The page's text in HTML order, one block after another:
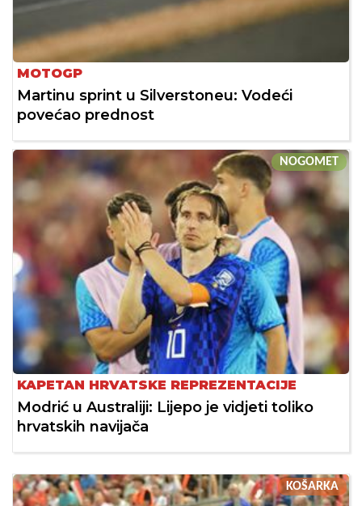
MOTOGP
Martinu sprint u Silverstoneu: Vodeći
povećao prednost
NOGOMET
KAPETAN HRVATSKE REPREZENTACIJE
Modrić u Australiji: Lijepo je vidjeti toliko
hrvatskih navijača
KOŠARKA